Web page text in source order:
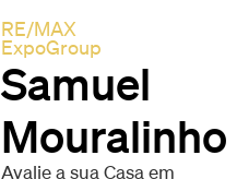
RE/MAX
ExpoGroup
Samuel
Mouralinho
Avalie a sua Casa em